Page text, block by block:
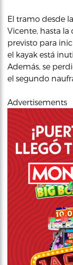
El tramo desde
Vicente, hasta la
previsto para
el kayak está
Además, se
el segundo
Advertisements